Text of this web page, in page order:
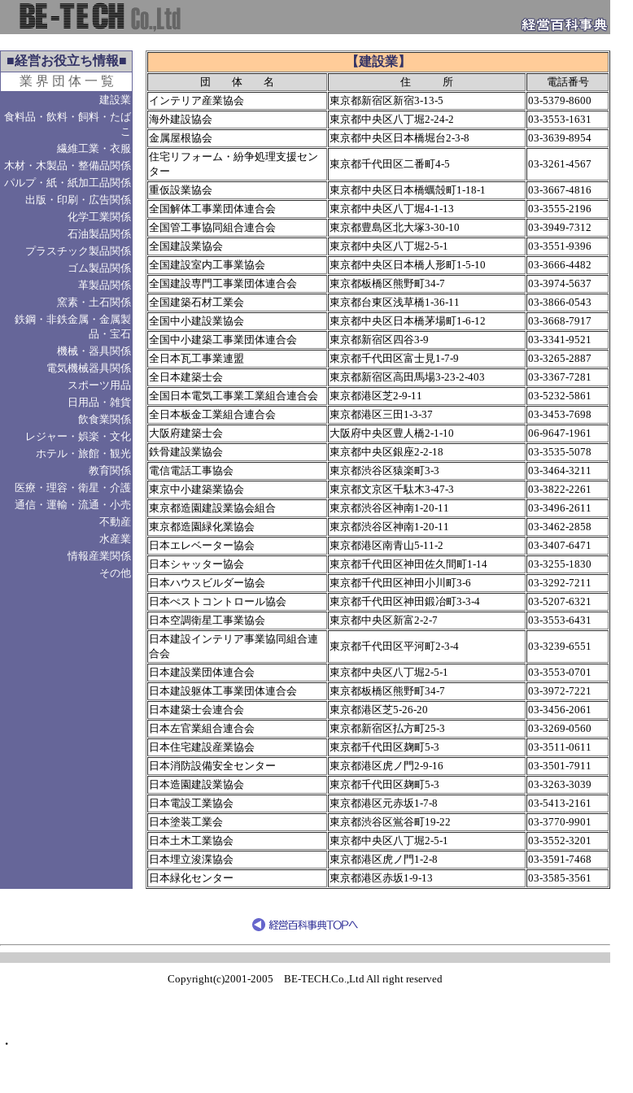
■経営お役立ち情報■
業 界 団 体 一 覧
建設業
食料品・飲料・飼料・たば
こ
繊維工業・衣服
木材・木製品・整備品関係
パルプ・紙・紙加工品関係
出版・印刷・広告関係
化学工業関係
石油製品関係
プラスチック製品関係
ゴム製品関係
革製品関係
窯素・土石関係
鉄鋼・非鉄金属・金属製
品・宝石
機械・器具関係
電気機械器具関係
スポーツ用品
日用品・雑貨
飲食業関係
レジャー・娯楽・文化
ホテル・旅館・観光
教育関係
医療・理容・衛星・介護
通信・運輸・流通・小売
不動産
水産業
情報産業関係
その他
【建設業】
団 体 名 住 所
電話番号
インテリア産業協会
東京都新宿区新宿3-13-5
03-5379-8600
海外建設協会
東京都中央区八丁堀2-24-2
03-3553-1631
金属屋根協会
東京都中央区日本橋堀台2-3-8
03-3639-8954
住宅リフォーム・紛争処理支援セン
ター
東京都千代田区二番町4-5 03-3261-4567
重仮設業協会 東京都中央区日本橋蠣殻町1-18-1
03-3667-4816
全国解体工事業団体連合会
東京都中央区八丁堀4-1-13
03-3555-2196
全国管工事協同組合連合会
東京都豊島区北大塚3-30-10
03-3949-7312
全国建設業協会
東京都中央区八丁堀2-5-1
03-3551-9396
全国建設室内工事業協会
東京都中央区日本橋人形町1-5-10
03-3666-4482
全国建設専門工事業団体連合会
東京都板橋区熊野町34-7
03-3974-5637
全国建築石材工業会
東京都台東区浅草橋1-36-11
03-3866-0543
全国中小建設業協会
東京都中央区日本橋茅場町1-6-12
03-3668-7917
全国中小建築工事業団体連合会
東京都新宿区四谷3-9
03-3341-9521
全日本瓦工事業連盟
東京都千代田区富士見1-7-9
03-3265-2887
全日本建築士会
東京都新宿区高田馬場3-23-2-403
03-3367-7281
全国日本電気工事業工業組合連合会
東京都港区芝2-9-11
03-5232-5861
全日本板金工業組合連合会
東京都港区三田1-3-37
03-3453-7698
大阪府建築士会
大阪府中央区豊人橋2-1-10
06-9647-1961
鉄骨建設業協会
東京都中央区銀座2-2-18
03-3535-5078
電信電話工事協会
東京都渋谷区猿楽町3-3
03-3464-3211
東京中小建築業協会
東京都文京区千駄木3-47-3
03-3822-2261
東京都造園建設業協会組合
東京都渋谷区神南1-20-11
03-3496-2611
東京都造園緑化業協会
東京都渋谷区神南1-20-11
03-3462-2858
日本エレベーター協会
東京都港区南青山5-11-2
03-3407-6471
日本シャッター協会
東京都千代田区神田佐久間町1-14
03-3255-1830
日本ハウスビルダー協会
東京都千代田区神田小川町3-6
03-3292-7211
日本ぺストコントロール協会
東京都千代田区神田鍛冶町3-3-4
03-5207-6321
日本空調衛星工事業協会
東京都中央区新富2-2-7
03-3553-6431
日本建設インテリア事業協同組合連
合会
東京都千代田区平河町2-3-4 03-3239-6551
日本建設業団体連合会 東京都中央区八丁堀2-5-1
03-3553-0701
日本建設躯体工事業団体連合会
東京都板橋区熊野町34-7
03-3972-7221
日本建築士会連合会
東京都港区芝5-26-20
03-3456-2061
日本左官業組合連合会
東京都新宿区払方町25-3
03-3269-0560
日本住宅建設産業協会
東京都千代田区麹町5-3
03-3511-0611
日本消防設備安全センター
東京都港区虎ノ門2-9-16
03-3501-7911
日本造園建設業協会
東京都千代田区麹町5-3
03-3263-3039
日本電設工業協会
東京都港区元赤坂1-7-8
03-5413-2161
日本塗装工業会
東京都渋谷区鴬谷町19-22
03-3770-9901
日本土木工業協会
東京都中央区八丁堀2-5-1
03-3552-3201
日本埋立浚渫協会
東京都港区虎ノ門1-2-8
03-3591-7468
日本緑化センター
東京都港区赤坂1-9-13 03-3585-3561
Copyright(c)2001-2005 BE-TECH.Co.,Ltd All right reserved
・